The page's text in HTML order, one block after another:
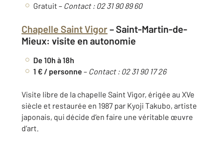
Gratuit – Contact : 02 31 90 89 60
Chapelle Saint Vigor– Saint-Martin-de-
Mieux: visite en autonomie
De 10h à 18h
1 € / personne – Contact : 02 31 90 17 26
Visite libre de la chapelle Saint Vigor, érigée au XVe
siècle et restaurée en 1987 par Kyoji Takubo, artiste
japonais, qui décide d’en faire une véritable œuvre
d’art.